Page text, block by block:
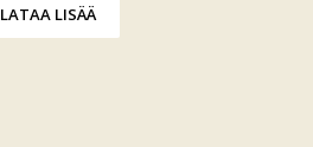
LATAA LISÄÄ